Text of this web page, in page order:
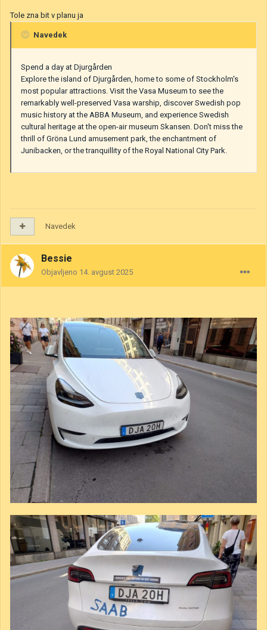
Tole zna bit v planu ja
Navedek
Spend a day at Djurgården
Explore the island of Djurgården, home to some of Stockholm's
most popular attractions. Visit the Vasa Museum to see the
remarkably well-preserved Vasa warship, discover Swedish pop
music history at the ABBA Museum, and experience Swedish
cultural heritage at the open-air museum Skansen. Don't miss the
thrill of Gröna Lund amusement park, the enchantment of
Junibacken, or the tranquillity of the Royal National City Park.
Navedek
Bessie
Objavljeno 14. avgust 2025